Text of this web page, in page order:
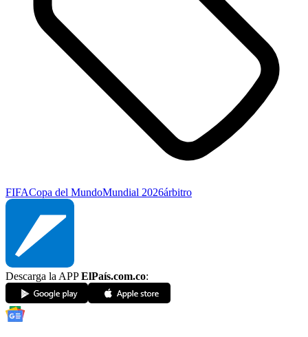
FIFACopa del MundoMundial 2026árbitro
Descarga la APPElPaís.com.co: